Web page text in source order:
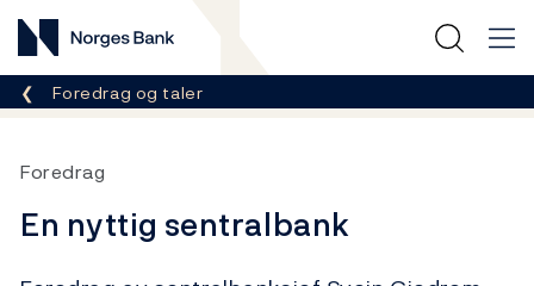
Norges Bank
Her er du nå:
Foredrag og taler
Foredrag
En nyttig sentralbank